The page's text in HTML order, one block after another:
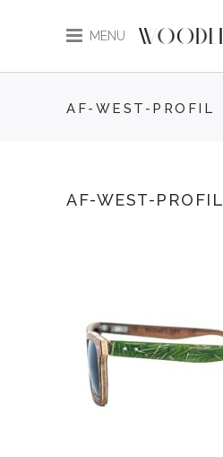
MENU
AF-WEST-PROFIL
AF-WEST-PROFIL